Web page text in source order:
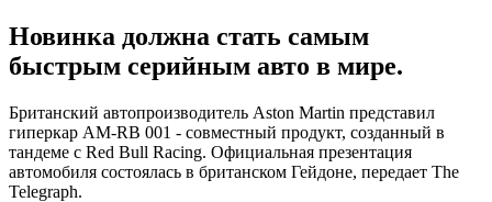
Новинка должна стать самым
быстрым серийным авто в мире.
Британский автопроизводитель Aston Martin представил
гиперкар AM-RB 001 - совместный продукт, созданный в
тандеме с Red Bull Racing. Официальная презентация
автомобиля состоялась в британском Гейдоне, передает The
Telegraph.